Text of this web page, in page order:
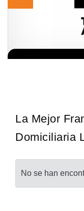
La Mejor
Domiciliaria
No se han